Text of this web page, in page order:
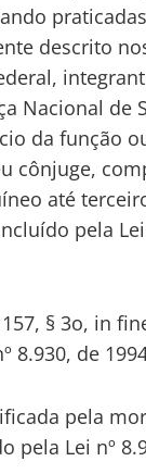
descrito
Nacional de
da função
cônjuge,
até
pela
§ 3o, in
8.930, de
pela
pela Lei nº